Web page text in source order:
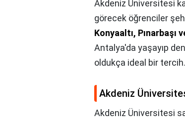
Akdeniz Üniversitesi
görecek öğrenciler
Konyaaltı, Pınarbaşı
Antalya'da yaşayıp
oldukça ideal bir tercih.
Akdeniz
Akdeniz Üniversitesi